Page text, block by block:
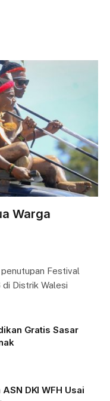
Warga
Festival
di Distrik Walesi
Gratis Sasar
DKI WFH Usai